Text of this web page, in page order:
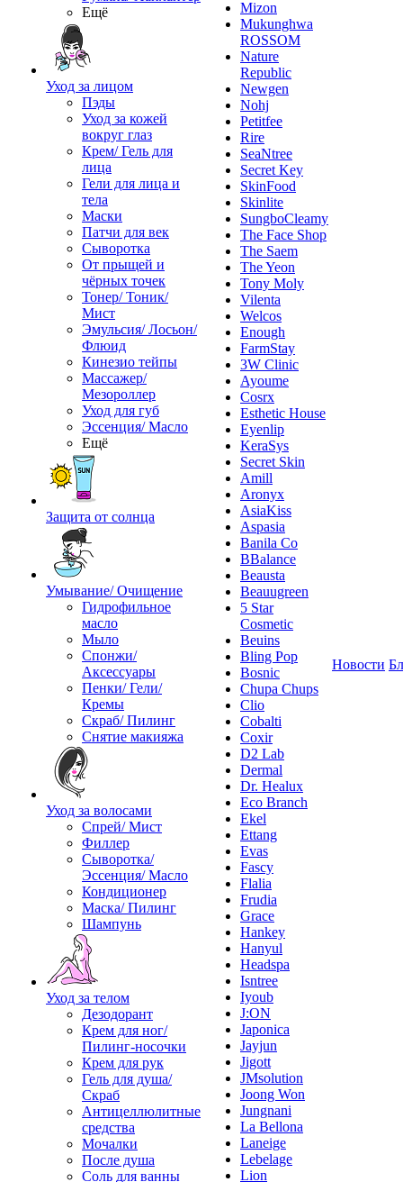
Ещё
Уход за лицом
Пэды
Уход за кожей
вокруг глаз
Крем/ Гель для
лица
Гели для лица и
тела
Маски
Патчи для век
Сыворотка
От прыщей и
чёрных точек
Тонер/ Тоник/
Мист
Эмульсия/ Лосьон/
Флюид
Кинезио тейпы
Массажер/
Мезороллер
Уход для губ
Эссенция/ Масло
Ещё
Защита от солнца
Умывание/ Очищение
Гидрофильное
масло
Мыло
Спонжи/
Аксессуары
Пенки/ Гели/
Кремы
Скраб/ Пилинг
Снятие макияжа
Уход за волосами
Спрей/ Мист
Филлер
Сыворотка/
Эссенция/ Масло
Кондиционер
Маска/ Пилинг
Шампунь
Уход за телом
Дезодорант
Крем для ног/
Пилинг-носочки
Крем для рук
Гель для душа/
Скраб
Антицеллюлитные
средства
Мочалки
После душа
Соль для ванны
Mizon
Mukunghwa
ROSSOM
Nature
Republic
Newgen
Nohj
Petitfee
Rire
SeaNtree
Secret Key
SkinFood
Skinlite
SungboCleamy
The Face Shop
The Saem
The Yeon
Tony Moly
Vilenta
Welcos
Enough
FarmStay
3W Clinic
Ayoume
Cosrx
Esthetic House
Eyenlip
KeraSys
Secret Skin
Amill
Aronyx
AsiaKiss
Aspasia
Banila Co
BBalance
Beausta
Beauugreen
5 Star
Cosmetic
Beuins
Bling Pop
Bosnic
Chupa Chups
Clio
Cobalti
Coxir
D2 Lab
Dermal
Dr. Healux
Eco Branch
Ekel
Ettang
Evas
Fascy
Flalia
Frudia
Grace
Hankey
Hanyul
Headspa
Isntree
Iyoub
J:ON
Japonica
Jayjun
Jigott
JMsolution
Joong Won
Jungnani
La Bellona
Laneige
Lebelage
Lion
Новости